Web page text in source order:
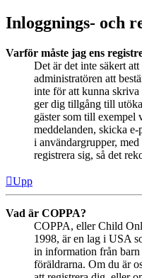
Inloggnings- och
Varför måste jag ens
Det är det inte säkert
administratören att
inte för att kunna
ger dig tillgång till
gäster som till exempel
meddelanden, skicka
i användargrupper,
registrera sig, så det
Upp
Vad är COPPA?
COPPA, eller Child
1998, är en lag i USA
in information från
föräldrarna. Om du är